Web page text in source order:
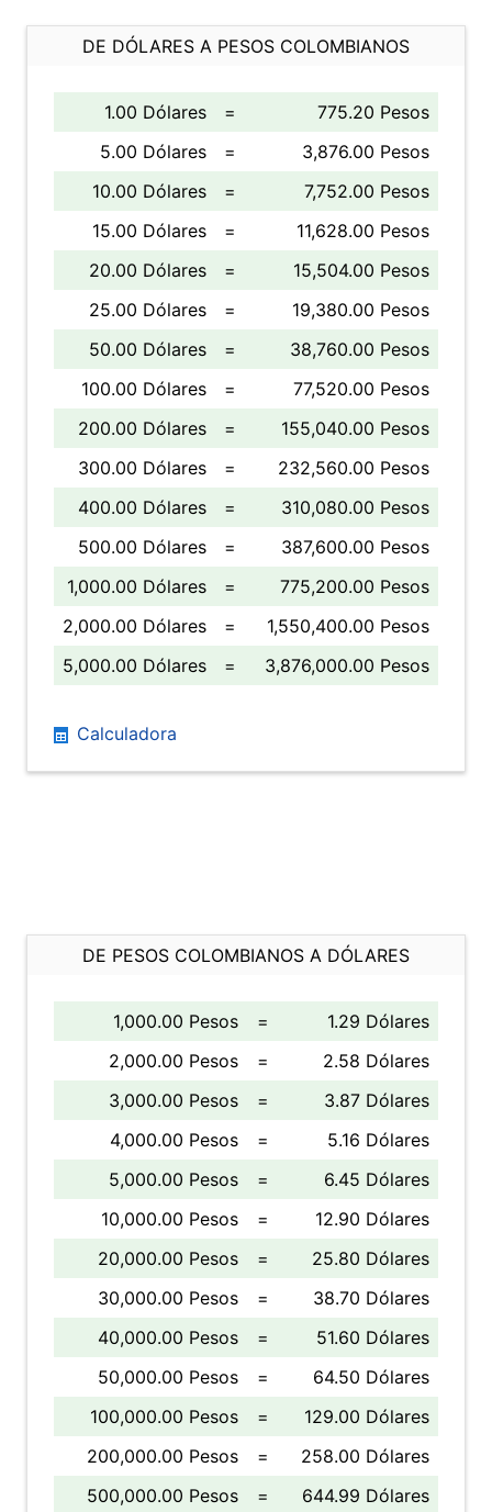
DE DÓLARES A PESOS COLOMBIANOS
1.00 Dólares =
775.20 Pesos
5.00 Dólares
=
3,876.00 Pesos
10.00 Dólares
=
7,752.00 Pesos
15.00 Dólares
=
11,628.00 Pesos
20.00 Dólares
=
15,504.00 Pesos
25.00 Dólares
=
19,380.00 Pesos
50.00 Dólares
=
38,760.00 Pesos
100.00 Dólares
=
77,520.00 Pesos
200.00 Dólares
=
155,040.00 Pesos
300.00 Dólares
=
232,560.00 Pesos
400.00 Dólares
=
310,080.00 Pesos
500.00 Dólares
=
387,600.00 Pesos
1,000.00 Dólares
=
775,200.00 Pesos
2,000.00 Dólares
=
1,550,400.00 Pesos
5,000.00 Dólares
= 3,876,000.00 Pesos
Calculadora
DE PESOS COLOMBIANOS A DÓLARES
1,000.00 Pesos =
1.29 Dólares
2,000.00 Pesos
=
2.58 Dólares
3,000.00 Pesos
=
3.87 Dólares
4,000.00 Pesos
=
5.16 Dólares
5,000.00 Pesos
=
6.45 Dólares
10,000.00 Pesos
=
12.90 Dólares
20,000.00 Pesos
=
25.80 Dólares
30,000.00 Pesos
=
38.70 Dólares
40,000.00 Pesos
=
51.60 Dólares
50,000.00 Pesos
=
64.50 Dólares
100,000.00 Pesos
=
129.00 Dólares
200,000.00 Pesos
=
258.00 Dólares
500,000.00 Pesos
= 644.99 Dólares